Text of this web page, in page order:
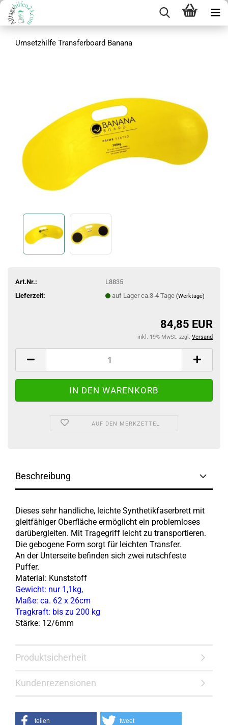
Umsetzhilfe Transferboard Banana
Art.Nr.:
L8835
Lieferzeit:
auf Lager ca.3-4 Tage (Werktage)
84,85 EUR
inkl. 19% MwSt. zzgl. Versand
AUF DEN MERKZETTEL
Beschreibung
Dieses sehr handliche, leichte Synthetikfaserbrett mit
gleitfähiger Oberfläche ermöglicht ein problemloses
darübergleiten. Mit Tragegriff leicht zu transportieren.
Die gebogene Form sorgt für leichten Transfer.
An der Unterseite befinden sich zwei rutschfeste
Puffer.
Material: Kunststoff
Gewicht: nur 1,1kg,
Maße: ca. 62 x 26cm
Tragkraft: bis zu 200 kg
Stärke: 12/6mm
Produktsicherheit
Kundenrezensionen
teilen tweet